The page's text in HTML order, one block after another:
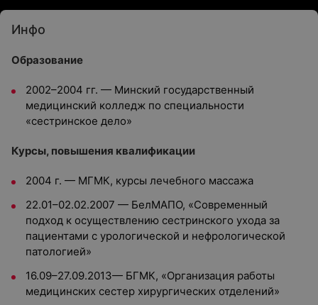
Инфо
Образование
2002–2004 гг. — Минский государственный
медицинский колледж по специальности
«сестринское дело»
Курсы, повышения квалификации
2004 г. — МГМК, курсы лечебного массажа
22.01–02.02.2007 — БелМАПО, «Современный
подход к осуществлению сестринского ухода за
пациентами с урологической и нефрологической
патологией»
16.09–27.09.2013— БГМК, «Организация работы
медицинских сестер хирургических отделений»